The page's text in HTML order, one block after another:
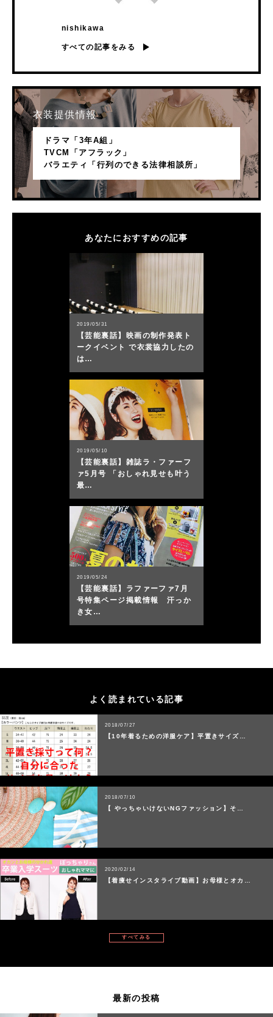
よく読まれている記事
2018/07/27
【10年着るための洋服ケア】平置きサイズ…
2018/07/10
【 やっちゃいけないNGファッション】そ…
2020/02/14
【着痩せインスタライブ動画】お母様とオカ…
すべてみる
最新の投稿
nishikawa
すべての記事をみる
衣装提供情報
ドラマ「3年A組」
TVCM「アフラック」
バラエティ「行列のできる法律相談所」
あなたにおすすめの記事
2019/05/31
【芸能裏話】映画の制作発表ト
ークイベント で衣裳協力したの
は…
2019/05/10
【芸能裏話】雑誌ラ・ファーフ
ァ5月号 「おしゃれ見せも叶う
最…
2019/05/24
【芸能裏話】ラファーファ7月
号特集ページ掲載情報 汗っか
き女…